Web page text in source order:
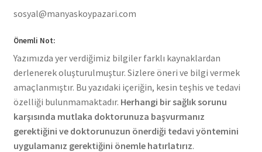
sosyal@manyaskoypazari.com
Önemli Not:
Yazımızda yer verdiğimiz bilgiler farklı kaynaklardan
derlenerek oluşturulmuştur. Sizlere öneri ve bilgi vermek
amaçlanmıştır. Bu yazıdaki içeriğin, kesin teşhis ve tedavi
özelliği bulunmamaktadır. Herhangi bir sağlık sorunu
karşısında mutlaka doktorunuza başvurmanız
gerektiğini ve doktorunuzun önerdiği tedavi yöntemini
uygulamanız gerektiğini önemle hatırlatırız.